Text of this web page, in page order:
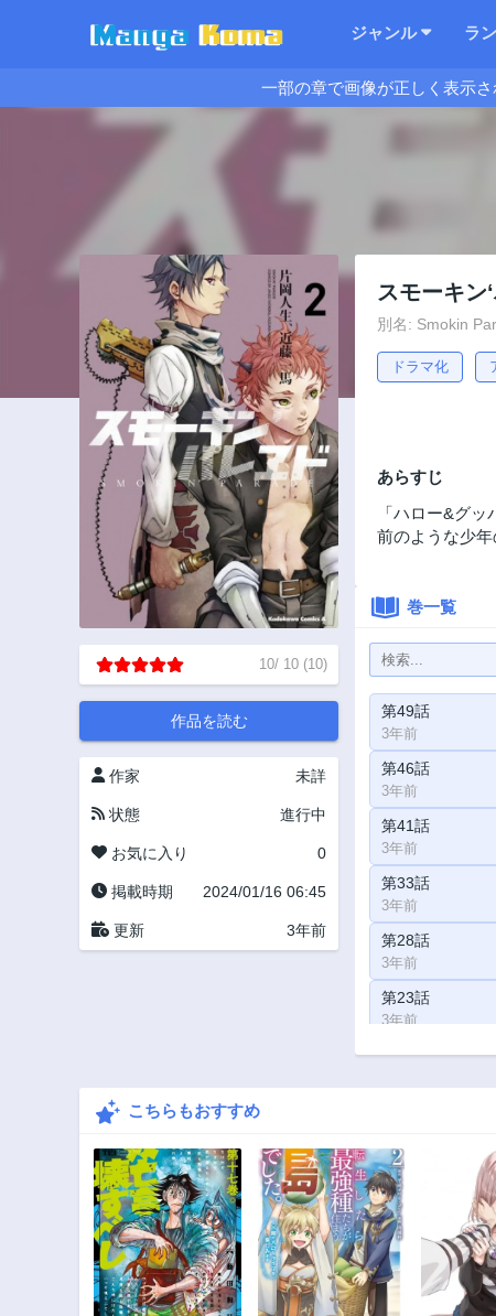
ジャンル ラ
一部の章で画像が正しく表示
10/ 10 (10)
作品を読む
作家 未詳
状態 進行中
お気に入り 0
掲載時期 2024/01/16 06:45
更新 3年前
スモーキン
別名: Smokin
ドラマ化
あらすじ
「ハロー&グ
前のような少
巻一覧
第49話
3年前
第46話
3年前
第41話
3年前
第33話
3年前
第28話
3年前
第23話
3年前
第18話
第8話
3年前
第3話
3年前
こちらもおすすめ